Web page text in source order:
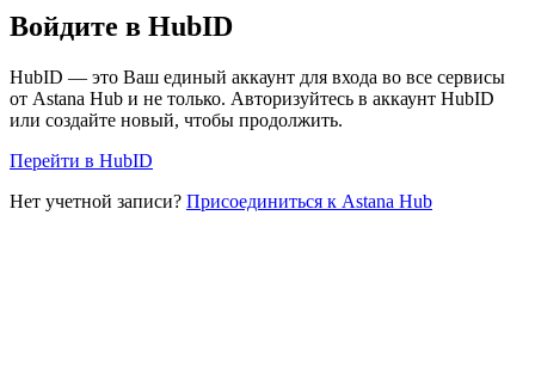
Войдите в HubID
HubID — это Ваш единый аккаунт для входа во все сервисы
от Astana Hub и не только. Авторизуйтесь в аккаунт HubID
или создайте новый, чтобы продолжить.
Перейти в HubID
Нет учетной записи? Присоединиться к Astana Hub